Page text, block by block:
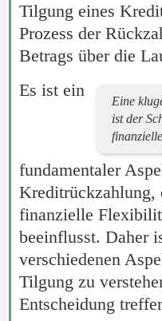
Tilgung eines
Prozess der
Betrags über die
Eine
ist der
Es ist ein
fundamentaler
Kreditrückzahlung,
finanzielle
beeinflusst. Daher
verschiedenen
Tilgung zu
Entscheidung